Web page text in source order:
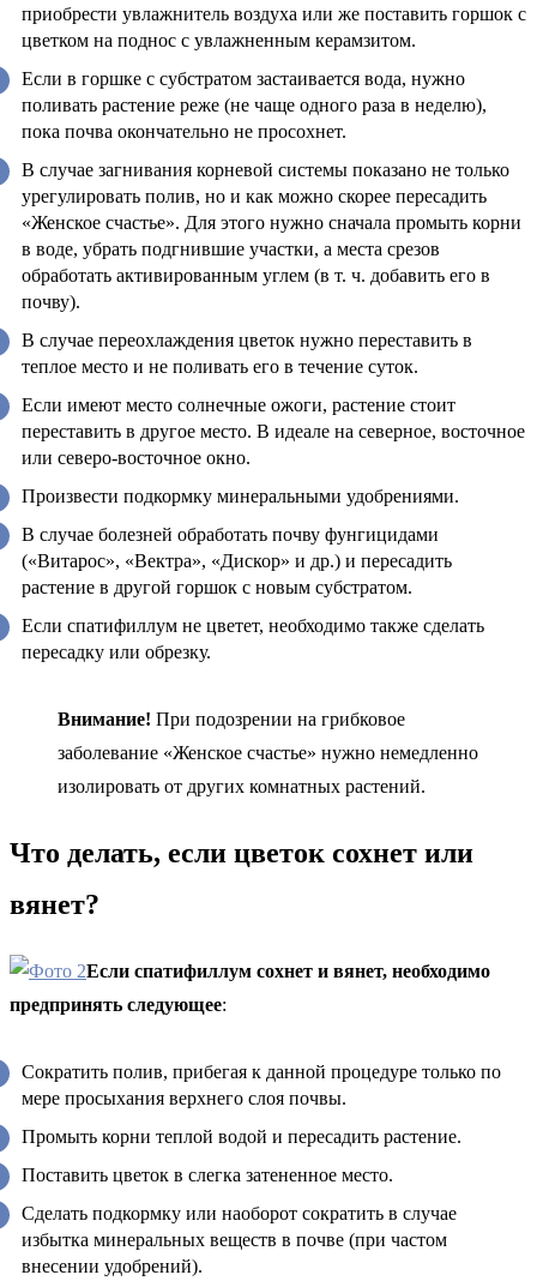
приобрести увлажнитель воздуха или же поставить горшок с
цветком на поднос с увлажненным керамзитом.
Если в горшке с субстратом застаивается вода, нужно
поливать растение реже (не чаще одного раза в неделю),
пока почва окончательно не просохнет.
В случае загнивания корневой системы показано не только
урегулировать полив, но и как можно скорее пересадить
«Женское счастье». Для этого нужно сначала промыть корни
в воде, убрать подгнившие участки, а места срезов
обработать активированным углем (в т. ч. добавить его в
почву).
В случае переохлаждения цветок нужно переставить в
теплое место и не поливать его в течение суток.
Если имеют место солнечные ожоги, растение стоит
переставить в другое место. В идеале на северное, восточное
или северо-восточное окно.
Произвести подкормку минеральными удобрениями.
В случае болезней обработать почву фунгицидами
(«Витарос», «Вектра», «Дискор» и др.) и пересадить
растение в другой горшок с новым субстратом.
Если спатифиллум не цветет, необходимо также сделать
пересадку или обрезку.
Внимание! При подозрении на грибковое
заболевание «Женское счастье» нужно немедленно
изолировать от других комнатных растений.
Что делать, если цветок сохнет или
вянет?
Если спатифиллум сохнет и вянет, необходимо
предпринять следующее:
Сократить полив, прибегая к данной процедуре только по
мере просыхания верхнего слоя почвы.
Промыть корни теплой водой и пересадить растение.
Поставить цветок в слегка затененное место.
Сделать подкормку или наоборот сократить в случае
избытка минеральных веществ в почве (при частом
внесении удобрений).